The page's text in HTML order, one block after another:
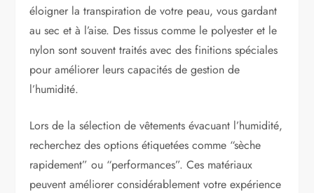
éloigner la transpiration de votre peau, vous gardant
au sec et à l’aise. Des tissus comme le polyester et le
nylon sont souvent traités avec des finitions spéciales
pour améliorer leurs capacités de gestion de
l’humidité.
Lors de la sélection de vêtements évacuant l’humidité,
recherchez des options étiquetées comme “sèche
rapidement” ou “performances”. Ces matériaux
peuvent améliorer considérablement votre expérience